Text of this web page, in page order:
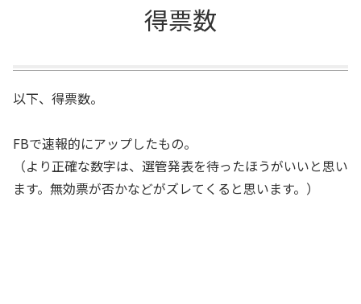
得票数
以下、得票数。
FBで速報的にアップしたもの。
（より正確な数字は、選管発表を待ったほうがいいと思い
ます。無効票が否かなどがズレてくると思います。）